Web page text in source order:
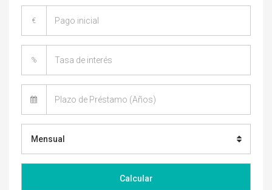
€
%
Mensual
Calcular